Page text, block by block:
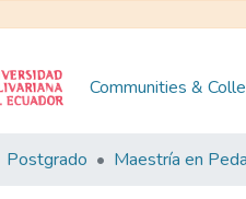
Communities &
Postgrado